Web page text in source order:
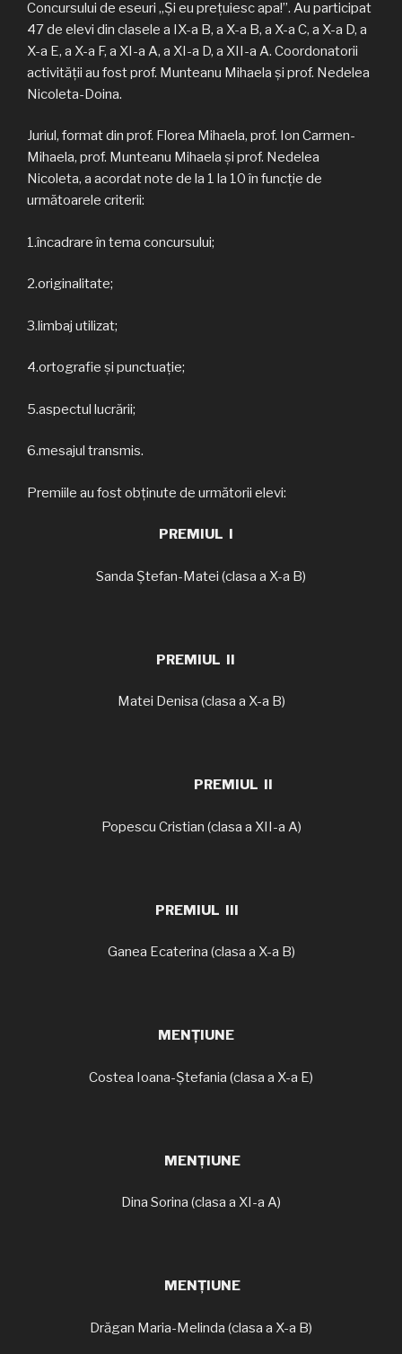
Concursului de eseuri „Și eu prețuiesc apa!”. Au participat
47 de elevi din clasele a IX-a B, a X-a B, a X-a C, a X-a D, a
X-a E, a X-a F, a XI-a A, a XI-a D, a XII-a A. Coordonatorii
activității au fost prof. Munteanu Mihaela și prof. Nedelea
Nicoleta-Doina.
Juriul, format din prof. Florea Mihaela, prof. Ion Carmen-
Mihaela, prof. Munteanu Mihaela și prof. Nedelea
Nicoleta, a acordat note de la 1 la 10 în funcție de
următoarele criterii:
1.încadrare în tema concursului;
2.originalitate;
3.limbaj utilizat;
4.ortografie şi punctuaţie;
5.aspectul lucrării;
6.mesajul transmis.
Premiile au fost obținute de următorii elevi:
PREMIUL I
Sanda Ștefan-Matei (clasa a X-a B)
PREMIUL II
Matei Denisa (clasa a X-a B)
PREMIUL II
Popescu Cristian (clasa a XII-a A)
PREMIUL III
Ganea Ecaterina (clasa a X-a B)
MENȚIUNE
Costea Ioana-Ștefania (clasa a X-a E)
MENȚIUNE
Dina Sorina (clasa a XI-a A)
MENȚIUNE
Drăgan Maria-Melinda (clasa a X-a B)